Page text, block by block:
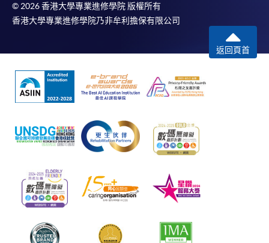
© 2026 香港大學專業進修學院 版權所有
香港大學專業進修學院乃非牟利擔保有限公司
返回頁首